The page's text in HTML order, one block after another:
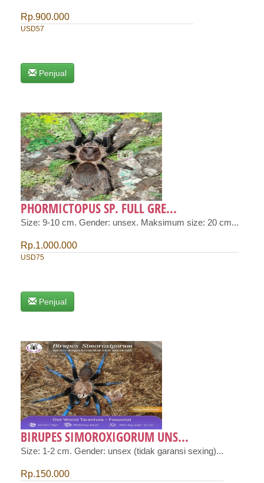
Rp.900.000
USD57
Penjual
PHORMICTOPUS SP. FULL GRE...
Size: 9-10 cm. Gender: unsex. Maksimum size: 20 cm...
Rp.1.000.000
USD75
Penjual
BIRUPES SIMOROXIGORUM UNS...
Size: 1-2 cm. Gender: unsex (tidak garansi sexing)...
Rp.150.000